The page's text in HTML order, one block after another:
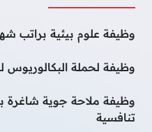
وظيفة علوم بيئية براتب
وظيفة لحملة البكالوريوس
وظيفة ملاحة جوية
تنافسية